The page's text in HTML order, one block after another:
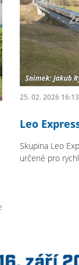
25. 02. 2026 16:13
Leo
Skupina Leo
určené pro